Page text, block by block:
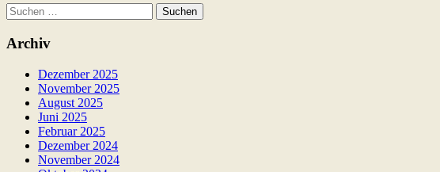
Suchen
nach:
Archiv
Dezember 2025
November 2025
August 2025
Juni 2025
Februar 2025
Dezember 2024
November 2024